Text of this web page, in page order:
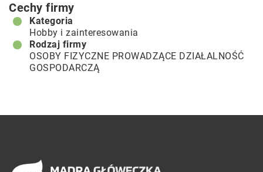
Cechy firmy
Kategoria
Hobby i zainteresowania
Rodzaj firmy
OSOBY FIZYCZNE PROWADZĄCE DZIAŁALNOŚĆ
GOSPODARCZĄ